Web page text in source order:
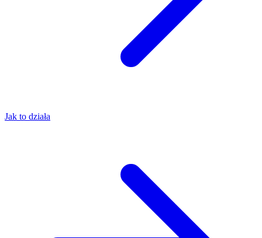
Jak to działa